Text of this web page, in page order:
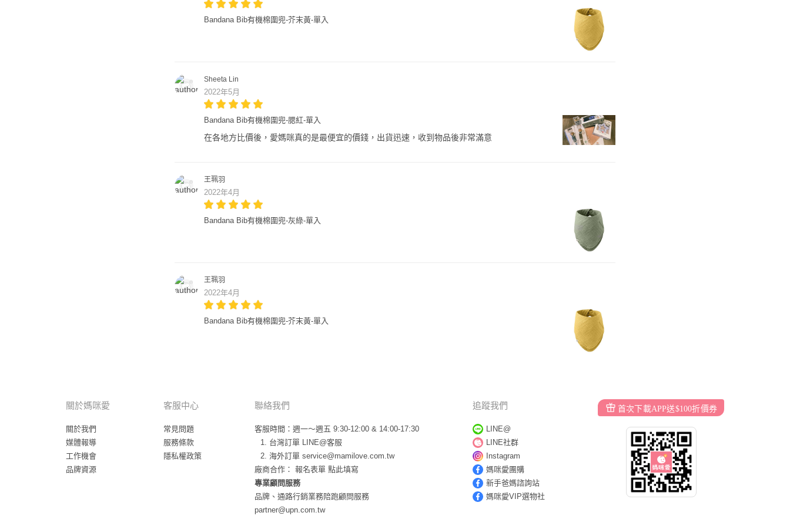
Bandana Bib有機棉圍兜-芥末黃-單入
Sheeta Lin
2022年5月
Bandana Bib有機棉圍兜-腮紅-單入
在各地方比價後，愛媽咪真的是最便宜的價錢，出貨迅速，收到物品後非常滿意
王珮羽
2022年4月
Bandana Bib有機棉圍兜-灰綠-單入
王珮羽
2022年4月
Bandana Bib有機棉圍兜-芥末黃-單入
關於媽咪愛
關於我們
媒體報導
工作機會
品牌資源
客服中心
常見問題
服務條款
隱私權政策
聯絡我們
客服時間：週一～週五 9:30-12:00 & 14:00-17:30
台灣訂單 LINE@客服
海外訂單 service@mamilove.com.tw
廠商合作： 報名表單 點此填寫
專業顧問服務
品牌、通路行銷業務陪跑顧問服務
partner@upn.com.tw
追蹤我們
LINE@
LINE社群
Instagram
媽咪愛團購
新手爸媽諮詢站
媽咪愛VIP選物社
首次下載APP送$100折價券